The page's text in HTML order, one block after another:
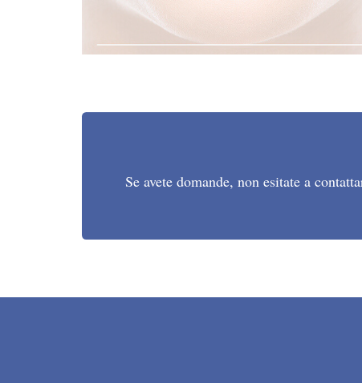
Se avete domande, non esitate a